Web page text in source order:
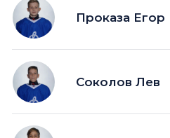
Проказа Егор
Соколов Лев